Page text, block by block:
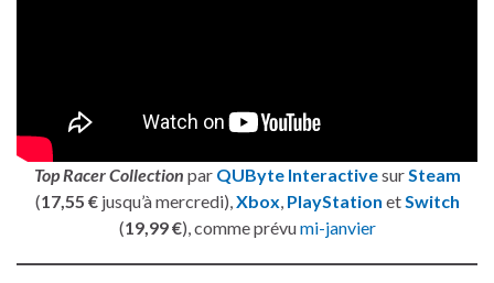
Top Racer Collection par QUByte Interactivesur Steam
(17,55 €jusqu’à mercredi), Xbox PlayStation et Switch
(19,99 €), comme prévumi-janvier